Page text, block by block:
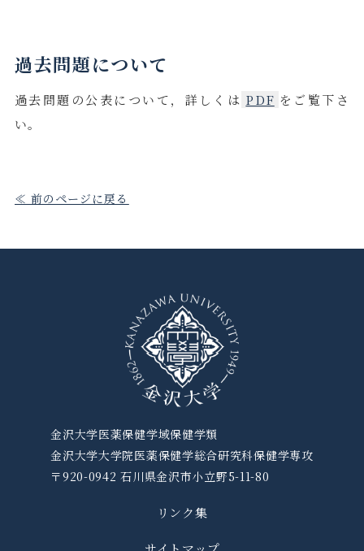
過去問題について
過去問題の公表について，詳しくは PDF をご覧下さ
い。
≪ 前のページに戻る
金沢大学医薬保健学域保健学類
金沢大学大学院医薬保健学総合研究科保健学専攻
〒920-0942 石川県金沢市小立野5-11-80
リンク集